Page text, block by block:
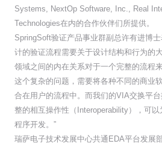
Systems, NextOp Software, Inc., Real
Technologies在内的合作伙伴们所提供。
SpringSoft验证产品事业群副总许有进博
计的验证流程需要关于设计结构和行为的
领域之间的内在关系对于一个完整的流程
这个复杂的问题，需要将各种不同的商业
合在用户的流程中。而我们的VIA交换平
整的相互操作性（Interoperability），可
程序开发。”
瑞萨电子技术发展中心共通EDA平台发展